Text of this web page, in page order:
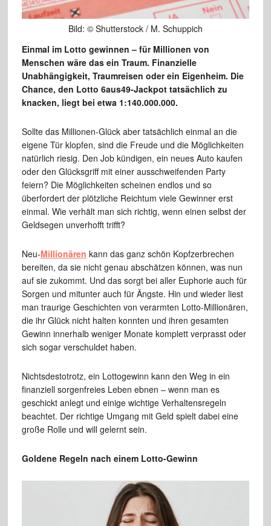
Bild: © Shutterstock / M. Schuppich
Einmal im Lotto gewinnen – für Millionen von
Menschen wäre das ein Traum. Finanzielle
Unabhängigkeit, Traumreisen oder ein Eigenheim. Die
Chance, den Lotto 6aus49-Jackpot tatsächlich zu
knacken, liegt bei etwa 1:140.000.000.
Sollte das Millionen-Glück aber tatsächlich einmal an die
eigene Tür klopfen, sind die Freude und die Möglichkeiten
natürlich riesig. Den Job kündigen, ein neues Auto kaufen
oder den Glücksgriff mit einer ausschweifenden Party
feiern? Die Möglichkeiten scheinen endlos und so
überfordert der plötzliche Reichtum viele Gewinner erst
einmal. Wie verhält man sich richtig, wenn einen selbst der
Geldsegen unverhofft trifft?
Neu-Millionären kann das ganz schön Kopfzerbrechen
bereiten, da sie nicht genau abschätzen können, was nun
auf sie zukommt. Und das sorgt bei aller Euphorie auch für
Sorgen und mitunter auch für Ängste. Hin und wieder liest
man traurige Geschichten von verarmten Lotto-Millionären,
die ihr Glück nicht halten konnten und ihren gesamten
Gewinn innerhalb weniger Monate komplett verprasst oder
sich sogar verschuldet haben.
Nichtsdestotrotz, ein Lottogewinn kann den Weg in ein
finanziell sorgenfreies Leben ebnen – wenn man es
geschickt anlegt und einige wichtige Verhaltensregeln
beachtet. Der richtige Umgang mit Geld spielt dabei eine
große Rolle und will gelernt sein.
Goldene Regeln nach einem Lotto-Gewinn